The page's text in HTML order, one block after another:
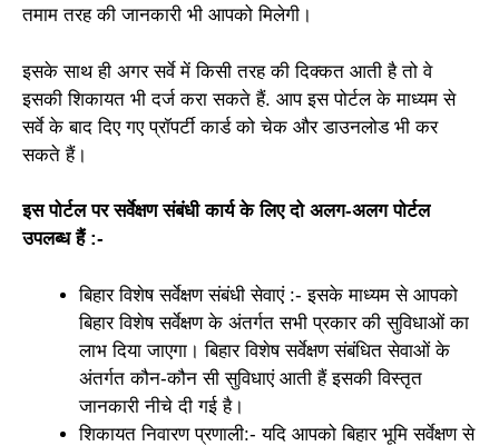
तमाम तरह की जानकारी भी आपको मिलेगी।
इसके साथ ही अगर सर्वे में किसी तरह की दिक्कत आती है तो वे
इसकी शिकायत भी दर्ज करा सकते हैं. आप इस पोर्टल के माध्यम से
सर्वे के बाद दिए गए प्रॉपर्टी कार्ड को चेक और डाउनलोड भी कर
सकते हैं।
इस पोर्टल पर सर्वेक्षण संबंधी कार्य के लिए दो अलग-अलग पोर्टल
उपलब्ध हैं :-
बिहार विशेष सर्वेक्षण संबंधी सेवाएं :- इसके माध्यम से आपको
बिहार विशेष सर्वेक्षण के अंतर्गत सभी प्रकार की सुविधाओं का
लाभ दिया जाएगा। बिहार विशेष सर्वेक्षण संबंधित सेवाओं के
अंतर्गत कौन-कौन सी सुविधाएं आती हैं इसकी विस्तृत
जानकारी नीचे दी गई है।
शिकायत निवारण प्रणाली:- यदि आपको बिहार भूमि सर्वेक्षण से